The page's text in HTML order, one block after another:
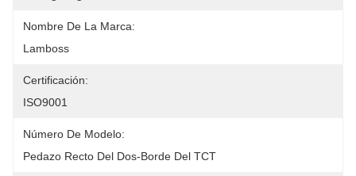
Nombre De La Marca:
Lamboss
Certificación:
ISO9001
Número De Modelo:
Pedazo Recto Del Dos-Borde Del TCT